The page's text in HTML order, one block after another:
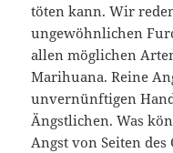
töten kann. Wir
ungewöhnlichen
allen möglichen
Marihuana. Reine
unvernünftigen
Ängstlichen. Was
Angst von Seiten